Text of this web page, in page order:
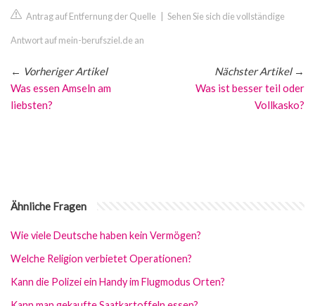
Antrag auf Entfernung der Quelle Sehen Sie sich die vollständige
Antwort auf mein-berufsziel.de an
← Vorheriger Artikel
Was essen Amseln am
liebsten?
Nächster Artikel→
Was ist besser teil oder
Vollkasko?
Ähnliche Fragen
Wie viele Deutsche haben kein Vermögen?
Welche Religion verbietet Operationen?
Kann die Polizei ein Handy im Flugmodus Orten?